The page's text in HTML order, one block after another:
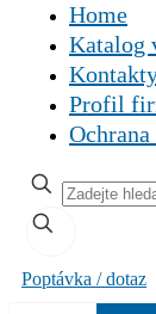
Home
Katalog
Profil
Poptávka / dotaz